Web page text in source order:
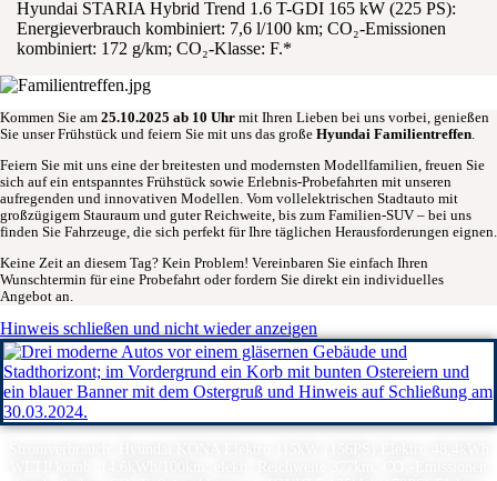
Hyundai STARIA Hybrid Trend 1.6 T-GDI 165 kW (225 PS):
Energieverbrauch kombiniert: 7,6 l/100 km; CO₂-Emissionen
kombiniert: 172 g/km; CO₂-Klasse: F.*
Kommen Sie am 25.10.2025 ab 10 Uhr mit Ihren Lieben bei uns vorbei, genießen
Sie unser Frühstück und feiern Sie mit uns das große Hyundai Familientreffen.
Feiern Sie mit uns eine der breitesten und modernsten Modellfamilien, freuen Sie
sich auf ein entspanntes Frühstück sowie Erlebnis-Probefahrten mit unseren
aufregenden und innovativen Modellen. Vom vollelektrischen Stadtauto mit
großzügigem Stauraum und guter Reichweite, bis zum Familien-SUV – bei uns
finden Sie Fahrzeuge, die sich perfekt für Ihre täglichen Herausforderungen eignen.
Keine Zeit an diesem Tag? Kein Problem! Vereinbaren Sie einfach Ihren
Wunschtermin für eine Probefahrt oder fordern Sie direkt ein individuelles
Angebot an.
Hinweis schließen und nicht wieder anzeigen